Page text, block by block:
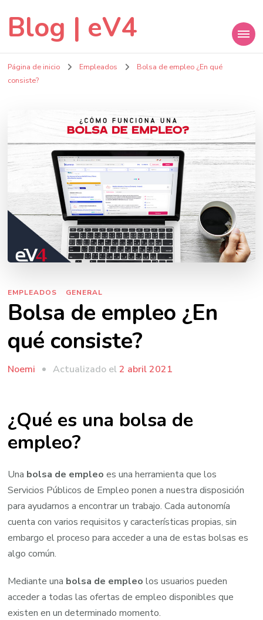
Blog | eV4
Página de inicio Empleados
Bolsa de empleo ¿En qué
consiste?
EMPLEADOS GENERAL
Bolsa de empleo ¿En
qué consiste?
Noemi Actualizado el2 abril 2021
¿Qué es una bolsa de
empleo?
Una bolsa de empleo es una herramienta que los
Servicios Públicos de Empleo ponen a nuestra disposición
para ayudarnos a encontrar un trabajo. Cada autonomía
cuenta con varios requisitos y características propias, sin
embargo el proceso para acceder a una de estas bolsas es
algo común.
Mediante una bolsa de empleo los usuarios pueden
acceder a todas las ofertas de empleo disponibles que
existen en un determinado momento.